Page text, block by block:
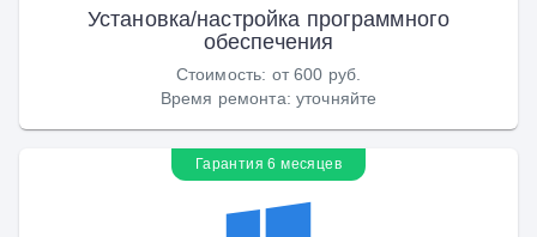
Установка/настройка программного
обеспечения
Стоимость: от 600 руб.
Время ремонта: уточняйте
Гарантия 6 месяцев